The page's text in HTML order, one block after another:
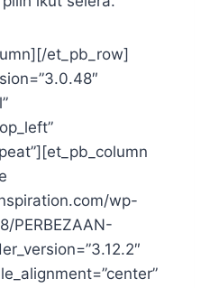
et_pb_row]
wp-
PERBEZAAN-